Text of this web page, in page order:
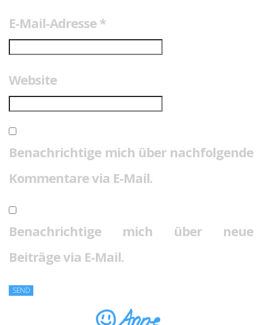
E-Mail-Adresse *
Website
Benachrichtige mich über nachfolgende
Kommentare via E-Mail.
Benachrichtige mich über neue
Beiträge via E-Mail.